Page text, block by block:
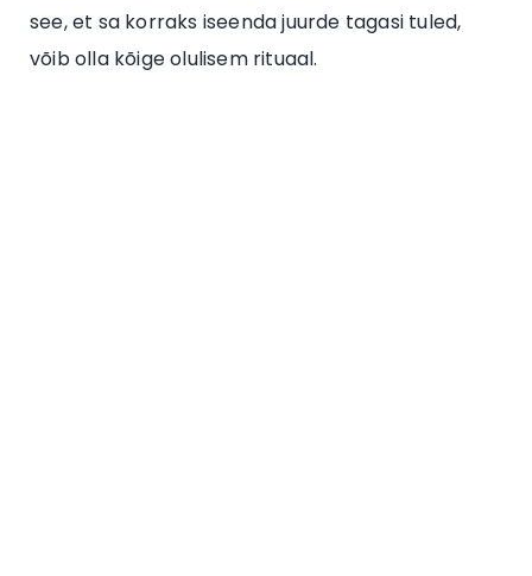
see, et sa korraks iseenda juurde tagasi tuled,
võib olla kõige olulisem rituaal.